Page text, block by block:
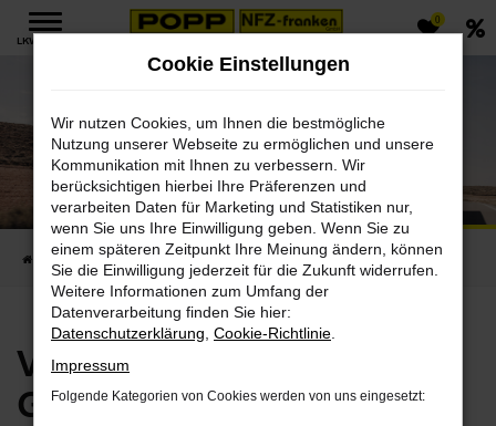
Zum
LKW MENÜ
0
Volvo FH Aero mit Gasantrieb
Startseite Fahrzeugverkauf Volvo Volvo FH Aero mit Gasantrieb
Volvo FH Aero mit
Gasantrieb
Cookie Einstellungen
Wir nutzen Cookies, um Ihnen die bestmögliche
Nutzung unserer Webseite zu ermöglichen und unsere
Kommunikation mit Ihnen zu verbessern. Wir
berücksichtigen hierbei Ihre Präferenzen und
verarbeiten Daten für Marketing und Statistiken nur,
wenn Sie uns Ihre Einwilligung geben. Wenn Sie zu
einem späteren Zeitpunkt Ihre Meinung ändern, können
Sie die Einwilligung jederzeit für die Zukunft widerrufen.
Weitere Informationen zum Umfang der
Datenverarbeitung finden Sie hier:
Datenschutzerklärung Cookie-Richtlinie
Impressum
Folgende Kategorien von Cookies werden von uns eingesetzt: